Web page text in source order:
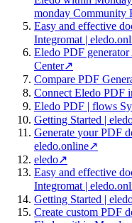
monday Community
Easy and effective
Integromat |
Eledo PDF
Center↗
Compare PDF
Connect Eledo PDF
Eledo PDF | flows
Getting Started |
Generate your PDF
eledo.online↗
eledo↗
Easy and effective
Integromat |
Getting Started |
Create custom PDF